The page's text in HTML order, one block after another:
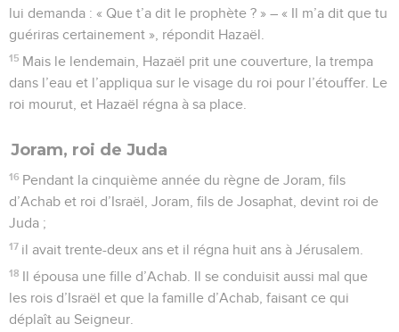
lui demanda : « Que t’a dit le prophète ? » – « Il m’a dit que tu
guériras certainement », répondit Hazaël.
15 Mais le lendemain, Hazaël prit une couverture, la trempa
dans l’eau et l’appliqua sur le visage du roi pour l’étouffer. Le
roi mourut, et Hazaël régna à sa place.
Joram, roi de Juda
16 Pendant la cinquième année du règne de Joram, fils
d’Achab et roi d’Israël, Joram, fils de Josaphat, devint roi de
Juda ;
17 il avait trente-deux ans et il régna huit ans à Jérusalem.
18 Il épousa une fille d’Achab. Il se conduisit aussi mal que
les rois d’Israël et que la famille d’Achab, faisant ce qui
déplaît au Seigneur.